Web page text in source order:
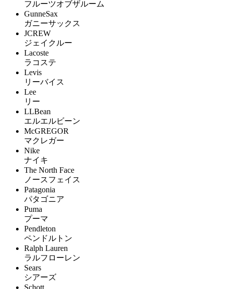
フルーツオブザルーム
GunneSax
ガニーサックス
JCREW
ジェイクルー
Lacoste
ラコステ
Levis
リーバイス
Lee
リー
LLBean
エルエルビーン
McGREGOR
マクレガー
Nike
ナイキ
The North Face
ノースフェイス
Patagonia
パタゴニア
Puma
プーマ
Pendleton
ペンドルトン
Ralph Lauren
ラルフローレン
Sears
シアーズ